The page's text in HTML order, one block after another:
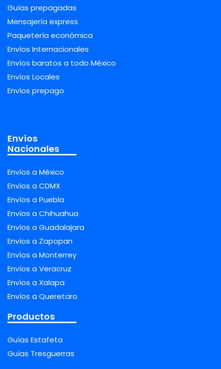
Guías prepagadas
Mensajería express
Paquetería económica
Envíos Internacionales
Envíos baratos a todo México
Envíos Locales
Envíos prepago
Envíos
Nacionales
Envíos a México
Envíos a CDMX
Envíos a Puebla
Envíos a Chihuahua
Envíos a Guadalajara
Envíos a Zapopan
Envíos a Monterrey
Envíos a Veracruz
Envíos a Xalapa
Envíos a Queretaro
Productos
Guías Estafeta
Guías Tresguerras